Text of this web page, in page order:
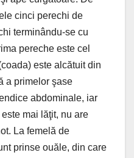
cinci perechi de
terminându-se cu
pereche este cel
este alcătuit din
a primelor şase
abdominale, iar
mai lăţit, nu are
La femelă de
prinse ouăle, din care